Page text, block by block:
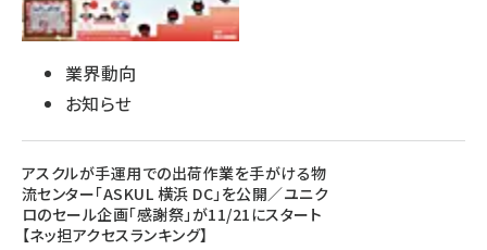
業界動向
お知らせ
アスクルが手運用での出荷作業を手がける物
流センター「ASKUL 横浜 DC」を公開／ユニク
ロのセール企画「感謝祭」が11/21にスタート
【ネッ担アクセスランキング】